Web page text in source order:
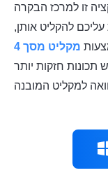
פונקציה זו למרכז הבקרה
להקליט אותן,
תכונות חזקות יותר